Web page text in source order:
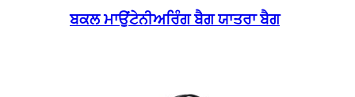
ਬਕਲ ਮਾਉਂਟੇਨੀਅਰਿੰਗ ਬੈਗ ਯਾਤਰਾ ਬੈਗ